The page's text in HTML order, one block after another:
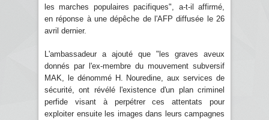
les marches populaires pacifiques", a-t-il affirmé,
en réponse à une dépêche de l'AFP diffusée le 26
avril dernier.
L'ambassadeur a ajouté que "les graves aveux
donnés par l'ex-membre du mouvement subversif
MAK, le dénommé H. Nouredine, aux services de
sécurité, ont révélé l'existence d'un plan criminel
perfide visant à perpétrer ces attentats pour
exploiter ensuite les images dans leurs campagnes